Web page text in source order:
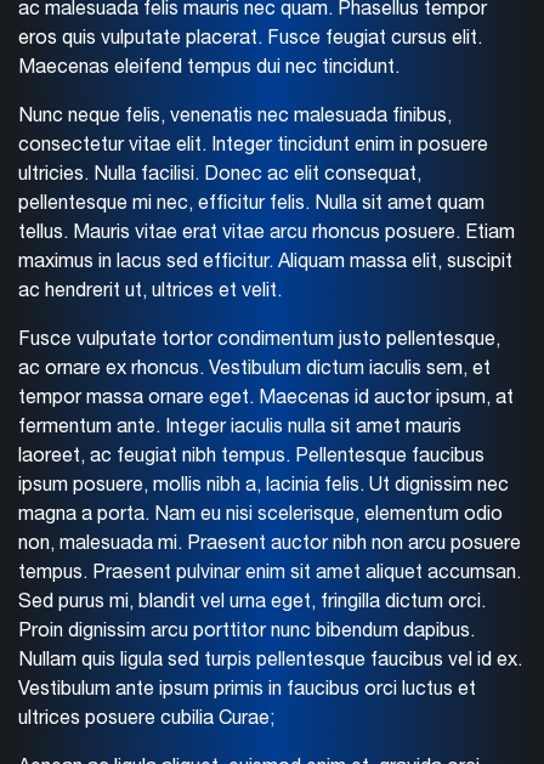
ac malesuada felis mauris nec quam. Phasellus tempor
eros quis vulputate placerat. Fusce feugiat cursus elit.
Maecenas eleifend tempus dui nec tincidunt.
Nunc neque felis, venenatis nec malesuada finibus,
consectetur vitae elit. Integer tincidunt enim in posuere
ultricies. Nulla facilisi. Donec ac elit consequat,
pellentesque mi nec, efficitur felis. Nulla sit amet quam
tellus. Mauris vitae erat vitae arcu rhoncus posuere. Etiam
maximus in lacus sed efficitur. Aliquam massa elit, suscipit
ac hendrerit ut, ultrices et velit.
Fusce vulputate tortor condimentum justo pellentesque,
ac ornare ex rhoncus. Vestibulum dictum iaculis sem, et
tempor massa ornare eget. Maecenas id auctor ipsum, at
fermentum ante. Integer iaculis nulla sit amet mauris
laoreet, ac feugiat nibh tempus. Pellentesque faucibus
ipsum posuere, mollis nibh a, lacinia felis. Ut dignissim nec
magna a porta. Nam eu nisi scelerisque, elementum odio
non, malesuada mi. Praesent auctor nibh non arcu posuere
tempus. Praesent pulvinar enim sit amet aliquet accumsan.
Sed purus mi, blandit vel urna eget, fringilla dictum orci.
Proin dignissim arcu porttitor nunc bibendum dapibus.
Nullam quis ligula sed turpis pellentesque faucibus vel id ex.
Vestibulum ante ipsum primis in faucibus orci luctus et
ultrices posuere cubilia Curae;